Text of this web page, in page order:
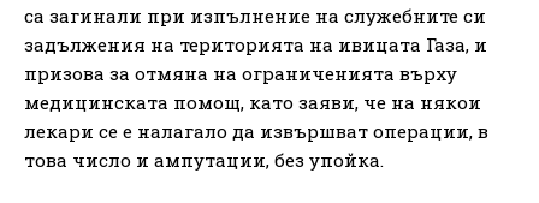
са загинали при изпълнение на служебните си
задължения на територията на ивицата Газа, и
призова за отмяна на ограниченията върху
медицинската помощ, като заяви, че на някои
лекари се е налагало да извършват операции, в
това число и ампутации, без упойка.